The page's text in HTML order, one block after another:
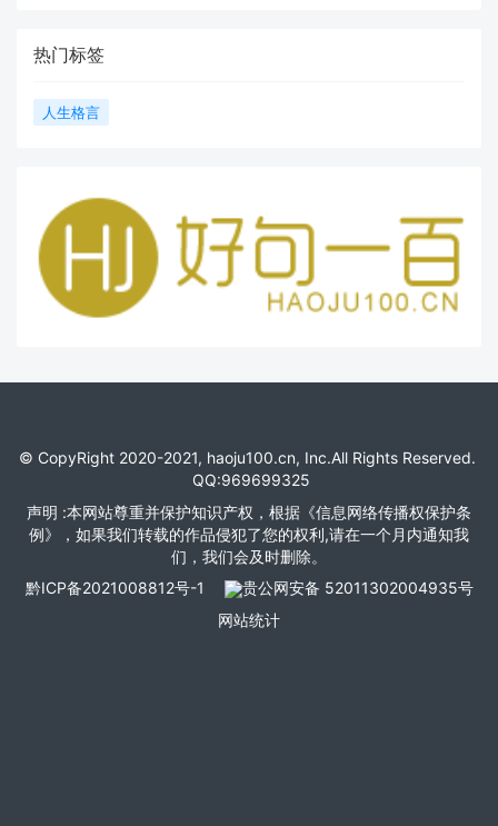
热门标签
人生格言
© CopyRight 2020-2021, haoju100.cn, Inc.All Rights Reserved.
QQ:969699325
声明 :本网站尊重并保护知识产权，根据《信息网络传播权保护条
例》，如果我们转载的作品侵犯了您的权利,请在一个月内通知我
们，我们会及时删除。
黔ICP备2021008812号-1
贵公网安备 52011302004935号
网站统计